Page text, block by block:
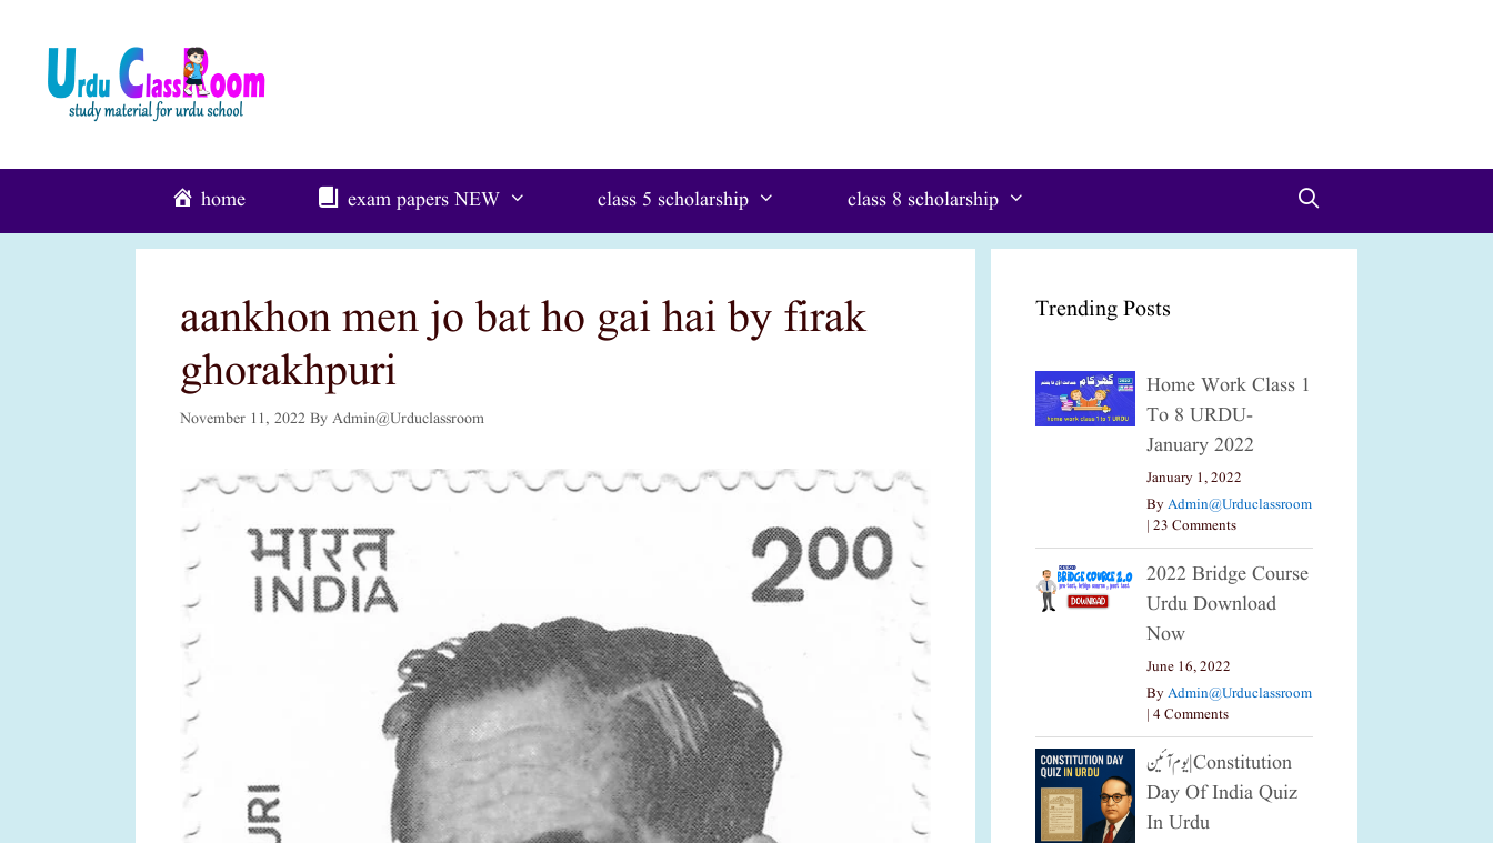
Content
home exam papers NEW class 5 scholarship class 8 scholarship
aankhon men jo bat ho gai hai by firak
ghorakhpuri
November 11, 2022 By Admin@urduclassroom
Trending Posts
Home Work Class 1
To 8 URDU-
January 2022
January 1, 2022
ByAdmin@urduclassroom
| 23 Comments
2022 Bridge Course
Urdu Download
Now
June 16, 2022
ByAdmin@urduclassroom
| 4 Comments
یوم آئین|constitution
Day Of India Quiz
In Urdu